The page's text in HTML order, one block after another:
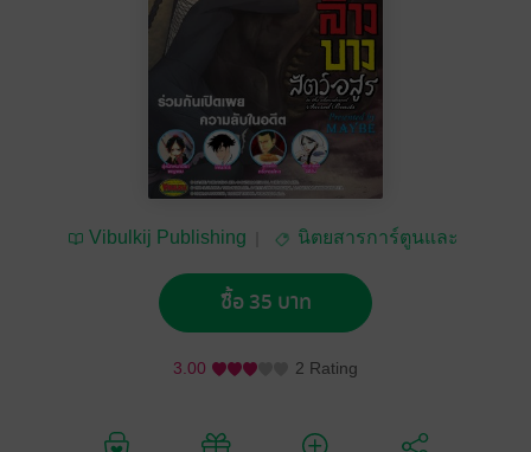
Vibulkij Publishing
นิตยสารการ์ตูนและ
ซื้อ 35 บาท
3.00 2 Rating